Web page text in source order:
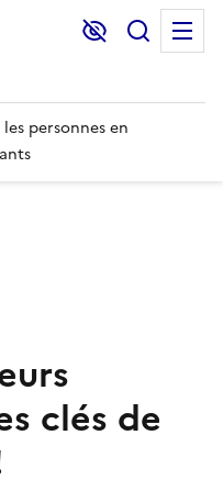
Lecture et
personnes en
clés de